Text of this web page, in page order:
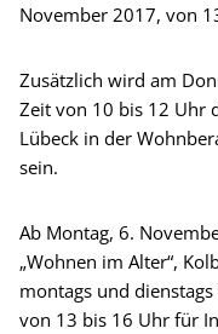
November 2017, von
Zusätzlich wird am
Zeit von 10 bis 12 Uhr
Lübeck in der
sein.
Ab Montag, 6.
„Wohnen im Alter“,
montags und
von 13 bis 16 Uhr für